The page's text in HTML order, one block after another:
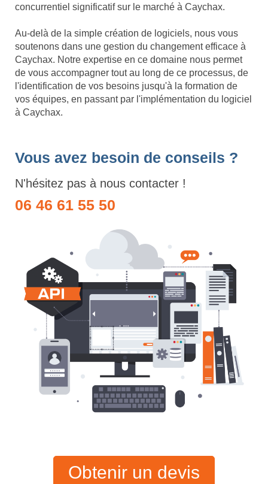
concurrentiel significatif sur le marché à Caychax.
Au-delà de la simple création de logiciels, nous vous
soutenons dans une gestion du changement efficace à
Caychax. Notre expertise en ce domaine nous permet
de vous accompagner tout au long de ce processus, de
l'identification de vos besoins jusqu'à la formation de
vos équipes, en passant par l'implémentation du logiciel
à Caychax.
Vous avez besoin de conseils ?
N'hésitez pas à nous contacter !
06 46 61 55 50
Obtenir un devis